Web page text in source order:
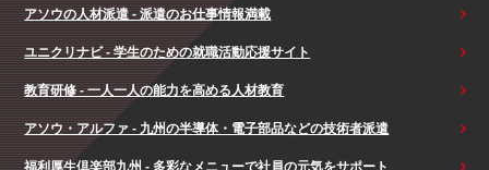
アソウの人材派遣 - 派遣のお仕事情報満載
ユニクリナビ - 学生のための就職活動応援サイト
教育研修 - 一人一人の能力を高める人材教育
アソウ・アルファ - 九州の半導体・電子部品などの技術者派遣
福利厚生倶楽部九州 - 多彩なメニューで社員の元気をサポート